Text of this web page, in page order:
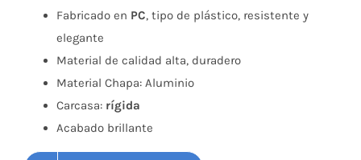
Fabricado en PC, tipo de plástico, resistente y
elegante
Material de calidad alta, duradero
Material Chapa: Aluminio
Carcasa: rígida
Acabado brillante